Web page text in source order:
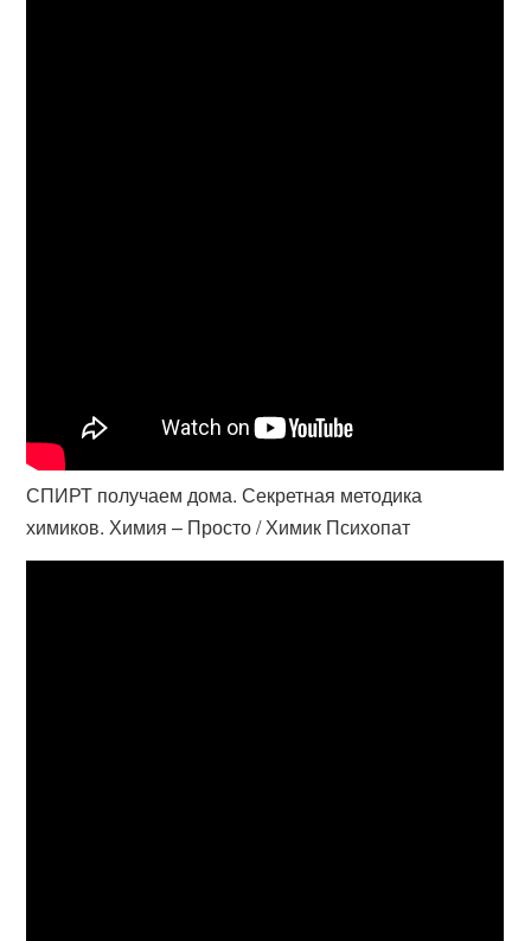
СПИРТ получаем дома. Секретная методика
химиков. Химия – Просто / Химик Психопат